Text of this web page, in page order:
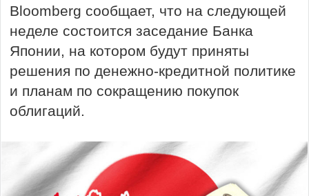
Bloomberg сообщает, что на следующей
неделе состоится заседание Банка
Японии, на котором будут приняты
решения по денежно-кредитной политике
и планам по сокращению покупок
облигаций.